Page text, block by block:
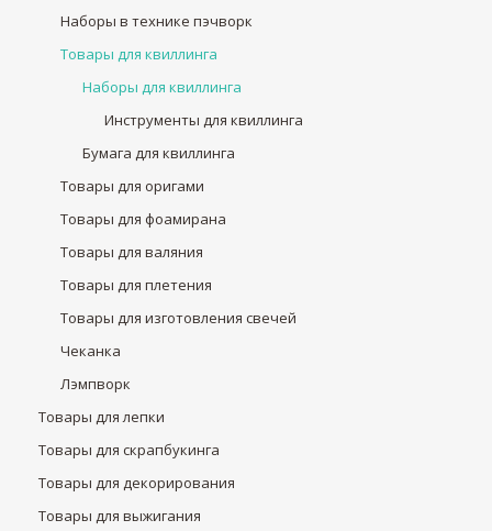
Наборы в технике пэчворк
Товары для квиллинга
Наборы для квиллинга
Инструменты для квиллинга
Бумага для квиллинга
Товары для оригами
Товары для фоамирана
Товары для валяния
Товары для плетения
Товары для изготовления свечей
Чеканка
Лэмпворк
Товары для лепки
Товары для скрапбукинга
Товары для декорирования
Товары для выжигания